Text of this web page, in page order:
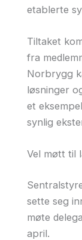
etablerte
Tiltaket
fra
Norbrygg
løsninger
et
synlig
Vel møtt til
sette seg
møte
april.